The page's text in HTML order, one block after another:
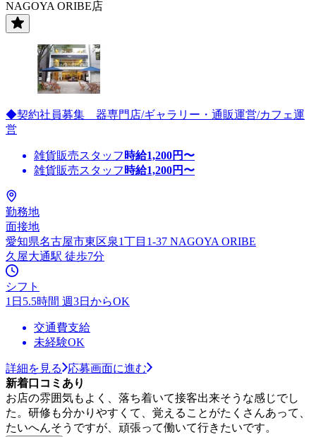
NAGOYA ORIBE店
◆契約社員募集 器専門店/ギャラリー・通販運営/カフェ運
営
雑貨販売スタッフ 時給1,200円〜
雑貨販売スタッフ 時給1,200円〜
勤務地
面接地
愛知県名古屋市東区泉1丁目1-37 NAGOYA ORIBE
久屋大通駅 徒歩7分
シフト
1日5.5時間 週3日からOK
交通費支給
未経験OK
詳細を見る
応募画面に進む
新着口コミあり
お店の雰囲気もよく、落ち着いて接客出来そうな感じでし
た。研修も分かりやすくて、覚えることがたくさんあって、
たいへんそうですが、頑張って働いて行きたいです。